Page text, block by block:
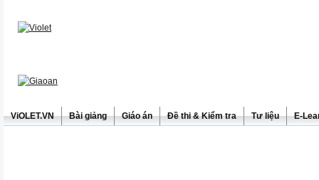
ViOLET.VN Bài giảng Giáo án Đề thi & Kiểm tra Tư liệu E-